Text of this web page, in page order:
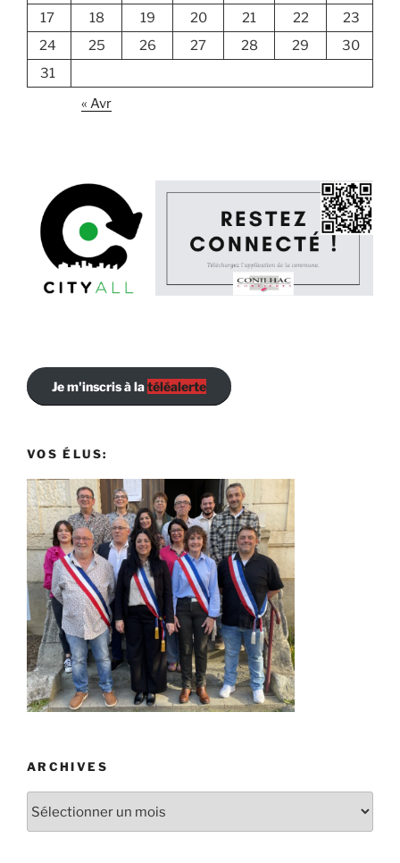
17
18 19 20 21 22
23
24
25 26 27 28 29
30
31
« Avr
Je m'inscris à latéléalerte
VOS ÉLUS:
ARCHIVES